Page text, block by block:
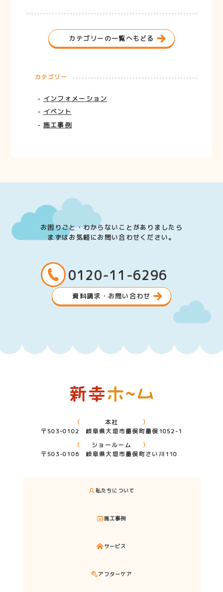
カテゴリーの一覧へもどる
カテゴリー
インフォメーション
イベント
施工事例
お困りごと・わからないことがありましたら
まずはお気軽にお問い合わせください。
0120-11-6296
資料請求・お問い合わせ
本社
〒503-0102 岐阜県大垣市墨俣町墨俣1052-1
ショールーム
〒503-0106 岐阜県大垣市墨俣町さい川110
私たちについて
施工事例
サービス
アフターケア